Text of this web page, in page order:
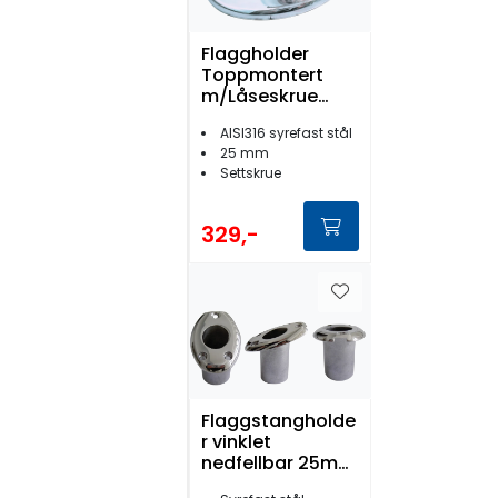
Flaggholder
Toppmontert
m/Låseskrue
AISI316 syrefast stål
25 mm
Settskrue
329,-
Flaggstangholde
r vinklet
nedfellbar 25mm